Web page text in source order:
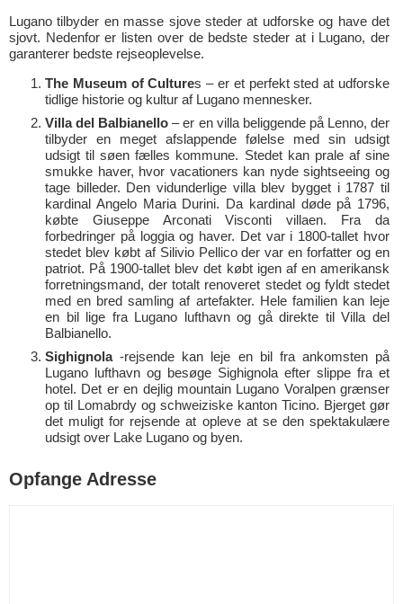
Lugano tilbyder en masse sjove steder at udforske og have det
sjovt. Nedenfor er listen over de bedste steder at i Lugano, der
garanterer bedste rejseoplevelse.
The Museum of Cultures – er et perfekt sted at udforske
tidlige historie og kultur af Lugano mennesker.
Villa del Balbianello – er en villa beliggende på Lenno, der
tilbyder en meget afslappende følelse med sin udsigt
udsigt til søen fælles kommune. Stedet kan prale af sine
smukke haver, hvor vacationers kan nyde sightseeing og
tage billeder. Den vidunderlige villa blev bygget i 1787 til
kardinal Angelo Maria Durini. Da kardinal døde på 1796,
købte Giuseppe Arconati Visconti villaen. Fra da
forbedringer på loggia og haver. Det var i 1800-tallet hvor
stedet blev købt af Silivio Pellico der var en forfatter og en
patriot. På 1900-tallet blev det købt igen af en amerikansk
forretningsmand, der totalt renoveret stedet og fyldt stedet
med en bred samling af artefakter. Hele familien kan leje
en bil lige fra Lugano lufthavn og gå direkte til Villa del
Balbianello.
Sighignola-rejsende kan leje en bil fra ankomsten på
Lugano lufthavn og besøge Sighignola efter slippe fra et
hotel. Det er en dejlig mountain Lugano Voralpen grænser
op til Lomabrdy og schweiziske kanton Ticino. Bjerget gør
det muligt for rejsende at opleve at se den spektakulære
udsigt over Lake Lugano og byen.
Opfange Adresse